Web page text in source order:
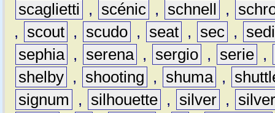
scaglietti
, scénic , schnell ,
,
scout , scudo , seat , sec ,
sephia , serena , sergio , serie ,
shelby , shooting , shuma ,
signum
, silhouette , silver ,